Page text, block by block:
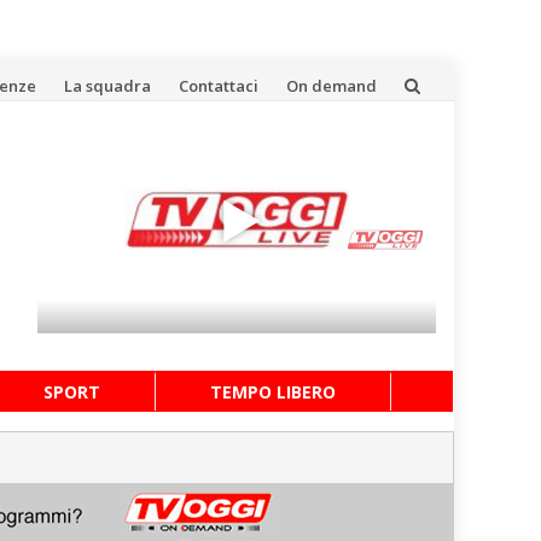
La squadra Contattaci On demand
SPORT TEMPO LIBERO